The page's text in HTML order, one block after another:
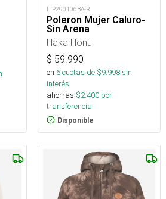
LIP290106BA-R
Poleron Mujer Caluro-
Sin Arena
Haka Honu
$ 59.990
en 6cuotas de $9.998sin
interés
ahorras $2.400 por
transferencia.
Disponible